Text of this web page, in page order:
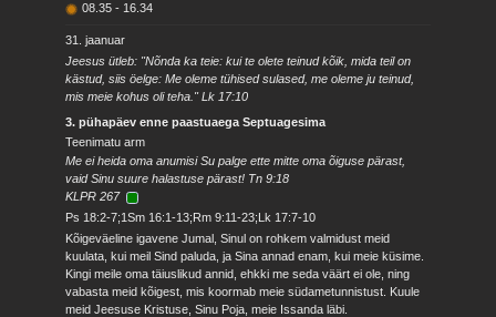
08.35 - 16.34
31. jaanuar
Jeesus ütleb: "Nõnda ka teie: kui te olete teinud kõik, mida teil on
kästud, siis öelge: Me oleme tühised sulased, me oleme ju teinud,
mis meie kohus oli teha." Lk 17:10
3. pühapäev enne paastuaega Septuagesima
Teenimatu arm
Me ei heida oma anumisi Su palge ette mitte oma õiguse pärast,
vaid Sinu suure halastuse pärast! Tn 9:18
KLPR 267
Ps 18:2-7;1Sm 16:1-13;Rm 9:11-23;Lk 17:7-10
Kõigeväeline igavene Jumal, Sinul on rohkem valmidust meid
kuulata, kui meil Sind paluda, ja Sina annad enam, kui meie küsime.
Kingi meile oma täiuslikud annid, ehkki me seda väärt ei ole, ning
vabasta meid kõigest, mis koormab meie südametunnistust. Kuule
meid Jeesuse Kristuse, Sinu Poja, meie Issanda läbi.